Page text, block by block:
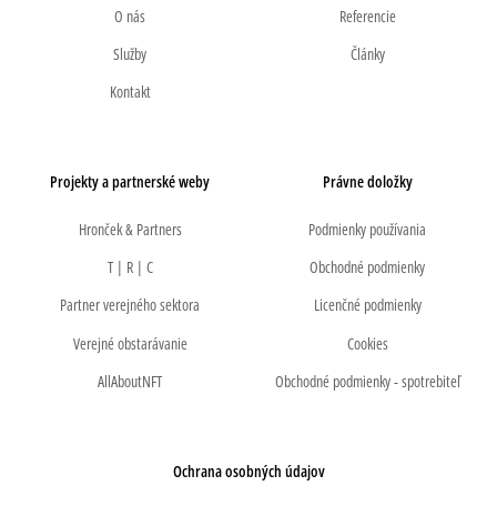
O nás
Služby
Kontakt
Referencie
Články
Projekty a partnerské weby
Hronček & Partners
T | R | C
Partner verejného sektora
Verejné obstarávanie
AllAboutNFT
Právne doložky
Podmienky používania
Obchodné podmienky
Licenčné podmienky
Cookies
Obchodné podmienky - spotrebiteľ
Ochrana osobných údajov